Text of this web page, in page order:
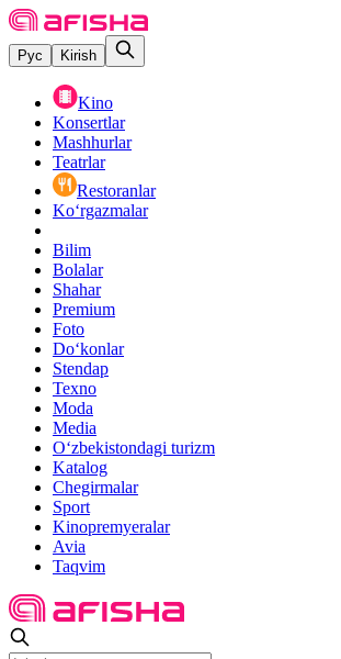
Рус Kirish
Kino
Konsertlar
Mashhurlar
Teatrlar
Restoranlar
Ko‘rgazmalar
Bilim
Bolalar
Shahar
Premium
Foto
Do‘konlar
Stendap
Texno
Moda
Media
O‘zbekistondagi turizm
Katalog
Chegirmalar
Sport
Kinopremyeralar
Avia
Taqvim